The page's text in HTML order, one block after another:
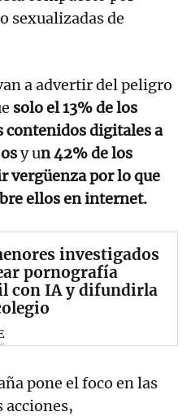
sexualizadas de
a advertir del peligro
solo el 13% de los
digitales a
y un 42% de los
vergüenza por lo que
ellos en internet.
investigados
pornografía
con IA y difundirla
pone el foco en las
acciones,